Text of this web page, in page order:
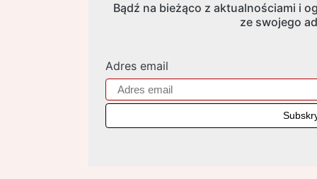
Bądź na bieżąco z aktualnościami i
ze swojego
Adres email